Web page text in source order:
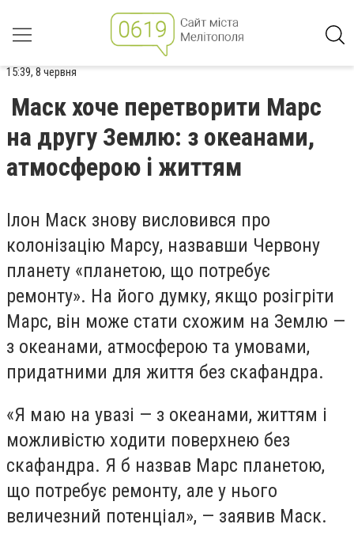
15:39, 8 червня
Маск хоче перетворити Марс
на другу Землю: з океанами,
атмосферою і життям
Ілон Маск знову висловився про
колонізацію Марсу, назвавши Червону
планету «планетою, що потребує
ремонту». На його думку, якщо розігріти
Марс, він може стати схожим на Землю —
з океанами, атмосферою та умовами,
придатними для життя без скафандра.
«Я маю на увазі — з океанами, життям і
можливістю ходити поверхнею без
скафандра. Я б назвав Марс планетою,
що потребує ремонту, але у нього
величезний потенціал», — заявив Маск.